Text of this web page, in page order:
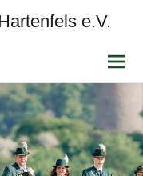
e.V.
Inhalt